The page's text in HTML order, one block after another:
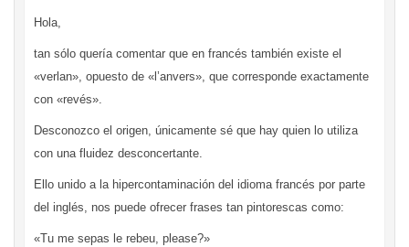
Hola,
tan sólo quería comentar que en francés también existe el
«verlan», opuesto de «l’anvers», que corresponde exactamente
con «revés».
Desconozco el origen, únicamente sé que hay quien lo utiliza
con una fluidez desconcertante.
Ello unido a la hipercontaminación del idioma francés por parte
del inglés, nos puede ofrecer frases tan pintorescas como:
«Tu me sepas le rebeu, please?»